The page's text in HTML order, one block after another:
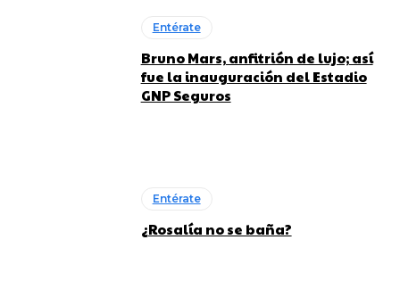
Entérate
Bruno Mars, anfitrión de lujo; así
fue la inauguración del Estadio
GNP Seguros
Entérate
¿Rosalía no se baña?